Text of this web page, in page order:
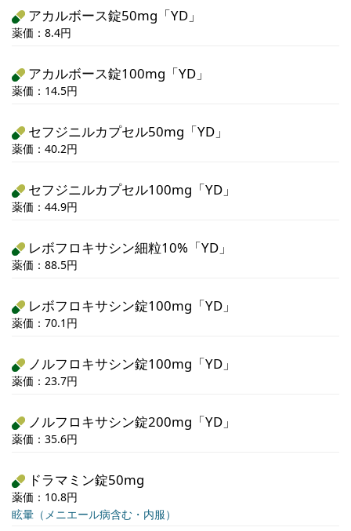
アカルボース錠50mg「YD」
薬価：8.4円
アカルボース錠100mg「YD」
薬価：14.5円
セフジニルカプセル50mg「YD」
薬価：40.2円
セフジニルカプセル100mg「YD」
薬価：44.9円
レボフロキサシン細粒10%「YD」
薬価：88.5円
レボフロキサシン錠100mg「YD」
薬価：70.1円
ノルフロキサシン錠100mg「YD」
薬価：23.7円
ノルフロキサシン錠200mg「YD」
薬価：35.6円
ドラマミン錠50mg
薬価：10.8円
眩暈（メニエール病含む・内服）